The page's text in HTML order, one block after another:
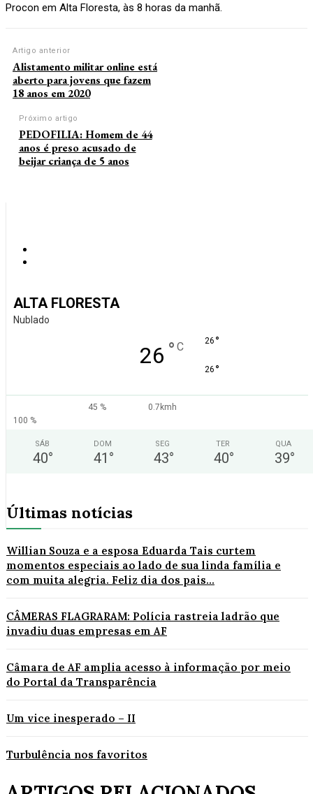
Procon em Alta Floresta, às 8 horas da manhã.
Artigo anterior
Alistamento militar online está
aberto para jovens que fazem
18 anos em 2020
Próximo artigo
PEDOFILIA: Homem de 44
anos é preso acusado de
beijar criança de 5 anos
ALTA FLORESTA
Nublado
26 ° C 26 °
26 °
45 %
0.7kmh
100 %
SÁB
40°
DOM
41 °
SEG
43°
TER
40°
QUA
39°
Últimas notícias
Willian Souza e a esposa Eduarda Tais curtem
momentos especiais ao lado de sua linda família e
com muita alegria. Feliz dia dos pais...
CÂMERAS FLAGRARAM: Polícia rastreia ladrão que
invadiu duas empresas em AF
Câmara de AF amplia acesso à informação por meio
do Portal da Transparência
Um vice inesperado – II
Turbulência nos favoritos